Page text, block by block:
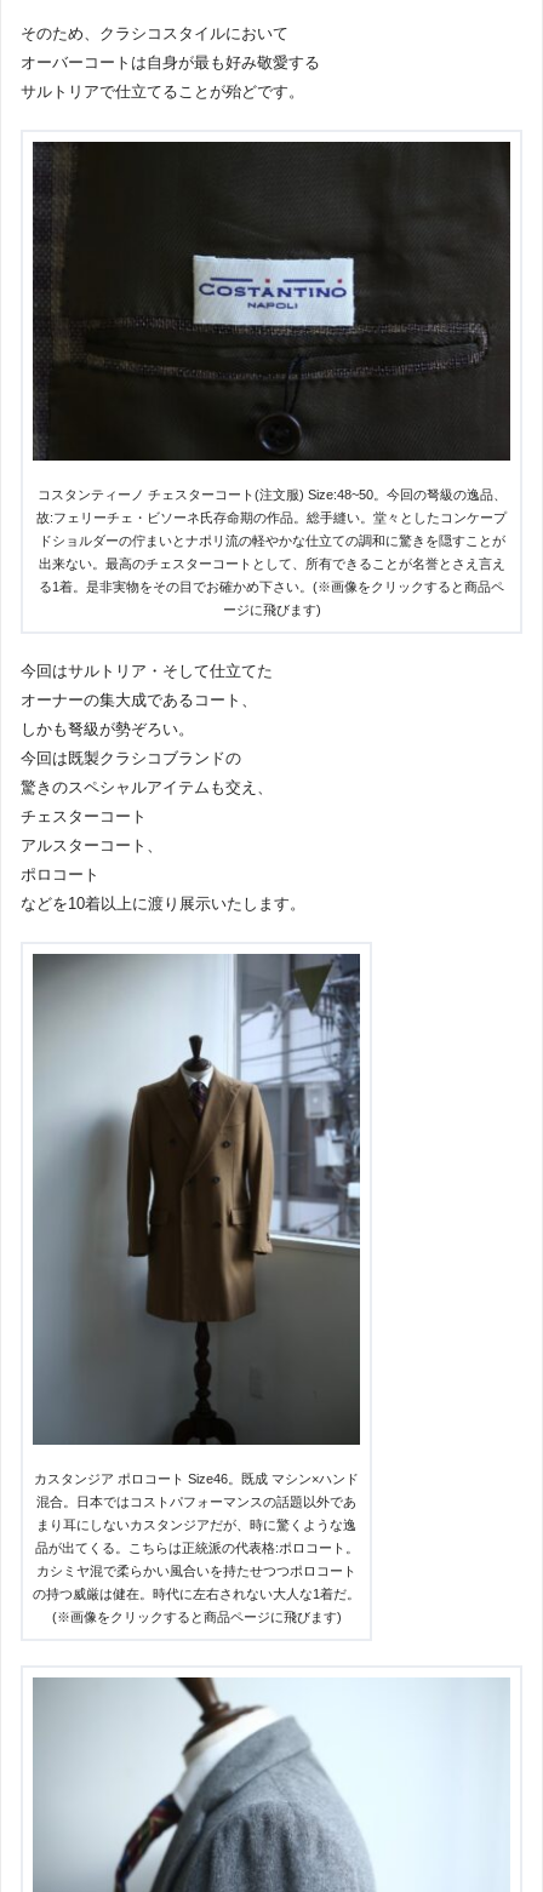
そのため、クラシコスタイルにおいて
オーバーコートは自身が最も好み敬愛する
サルトリアで仕立てることが殆どです。
コスタンティーノ チェスターコート(注文服) Size:48~50。今回の弩級の逸品、
故:フェリーチェ・ビソーネ氏存命期の作品。総手縫い。堂々としたコンケープ
ドショルダーの佇まいとナポリ流の軽やかな仕立ての調和に驚きを隠すことが
出来ない。最高のチェスターコートとして、所有できることが名誉とさえ言え
る1着。是非実物をその目でお確かめ下さい。(※画像をクリックすると商品ペ
ージに飛びます)
今回はサルトリア・そして仕立てた
オーナーの集大成であるコート、
しかも弩級が勢ぞろい。
今回は既製クラシコブランドの
驚きのスペシャルアイテムも交え、
チェスターコート
アルスターコート、
ポロコート
などを10着以上に渡り展示いたします。
カスタンジア ポロコート Size46。既成 マシン×ハンド
混合。日本ではコストパフォーマンスの話題以外であ
まり耳にしないカスタンジアだが、時に驚くような逸
品が出てくる。こちらは正統派の代表格:ポロコート。
カシミヤ混で柔らかい風合いを持たせつつポロコート
の持つ威厳は健在。時代に左右されない大人な1着だ。
(※画像をクリックすると商品ページに飛びます)